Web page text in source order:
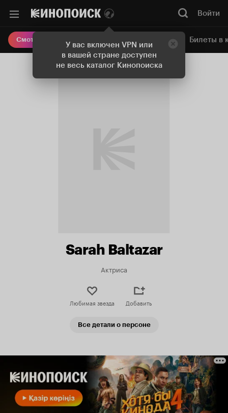
У вас включен VPN или
в вашей стране доступен
не весь каталог Кинопоиска
Войти
Смотреть кино Онлайн-кинотеатр Билеты в
Sarah Baltazar
Актриса
Любимая звезда Добавить
Все детали о персоне